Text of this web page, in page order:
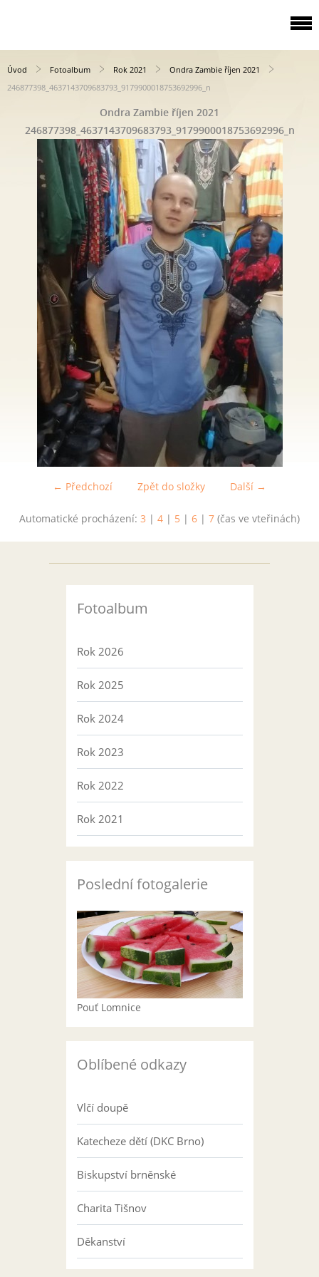
Úvod Fotoalbum Rok 2021
Ondra Zambie říjen 2021
246877398_4637143709683793_9179900018753692996_n
Ondra Zambie říjen 2021
246877398_4637143709683793_9179900018753692996_n
← Předchozí Další →
Zpět do složky
Automatické procházení: 3 | 4 | 5 | 6 | 7 (čas ve vteřinách)
Fotoalbum
Rok 2026
Rok 2025
Rok 2024
Rok 2023
Rok 2022
Rok 2021
Poslední fotogalerie
Pouť Lomnice
Oblíbené odkazy
Vlčí doupě
Katecheze dětí (DKC Brno)
Biskupství brněnské
Charita Tišnov
Děkanství